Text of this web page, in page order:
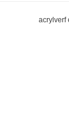
acrylverf